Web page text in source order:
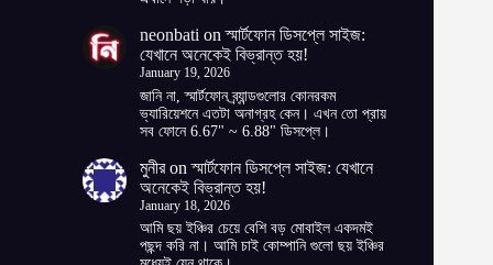
neonbati onস্মার্টফোন ডিসপ্লে সাইজ:
যেখানে অনেকেই বিভ্রান্ত হয়!
January 19, 2026
জানি না, স্মার্টফোন ব্র্যান্ডগুলোর কোনরকম
ভ্যারিয়েশনে এতটা অনাগ্রহ কেন। এখন তো প্রায়
সব ফোনে 6.67" ~ 6.88" ডিসপ্লে।
মুনীরonস্মার্টফোন ডিসপ্লে সাইজ: যেখানে
অনেকেই বিভ্রান্ত হয়!
January 18, 2026
আমি ছয় ইঞ্চির চেয়ে বেশি বড় মোবাইল একদমই
পছন্দ করি না। আমি চাই কোম্পানি গুলো ছয় ইঞ্চির